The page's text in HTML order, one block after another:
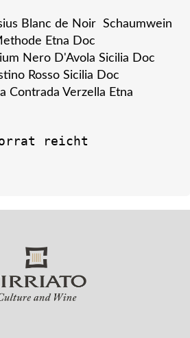
Blanc de Noir Schaumwein
Etna Doc
Nero D'Avola Sicilia Doc
Rosso Sicilia Doc
Contrada Verzella Etna
reicht